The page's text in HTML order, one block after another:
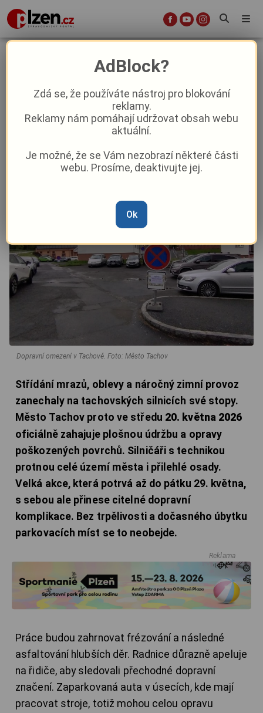
V Tachově začíná velký hon na
výtluky: Řidiče čekají uzavírky ulic i
hromadné vyklízení parkovišť
Aktuality Doprava Z kraje
Pavel Žižka– 18. 5.|10:24
Dopravní omezení v Tachově. Foto: Město Tachov
Střídání mrazů, oblevy a náročný zimní provoz
zanechaly na tachovských silnicích své stopy.
Město Tachov proto ve středu 20. května 2026
oficiálně zahajuje plošnou údržbu a opravy
poškozených povrchů. Silničáři s technikou
protnou celé území města i přilehlé osady.
Velká akce, která potrvá až do pátku 29. května,
s sebou ale přinese citelné dopravní
komplikace. Bez trpělivosti a dočasného úbytku
parkovacích míst se to neobejde.
Reklama
Práce budou zahrnovat frézování a následné
asfaltování hlubších děr. Radnice důrazně apeluje
na řidiče, aby sledovali přechodné dopravní
značení. Zaparkovaná auta v úsecích, kde mají
pracovat stroje, totiž mohou celou opravu
AdBlock?
Zdá se, že používáte nástroj pro blokování
reklamy.
Reklamy nám pomáhají udržovat obsah webu
aktuální.
Je možné, že se Vám nezobrazí některé části
webu. Prosíme, deaktivujte jej.
Ok